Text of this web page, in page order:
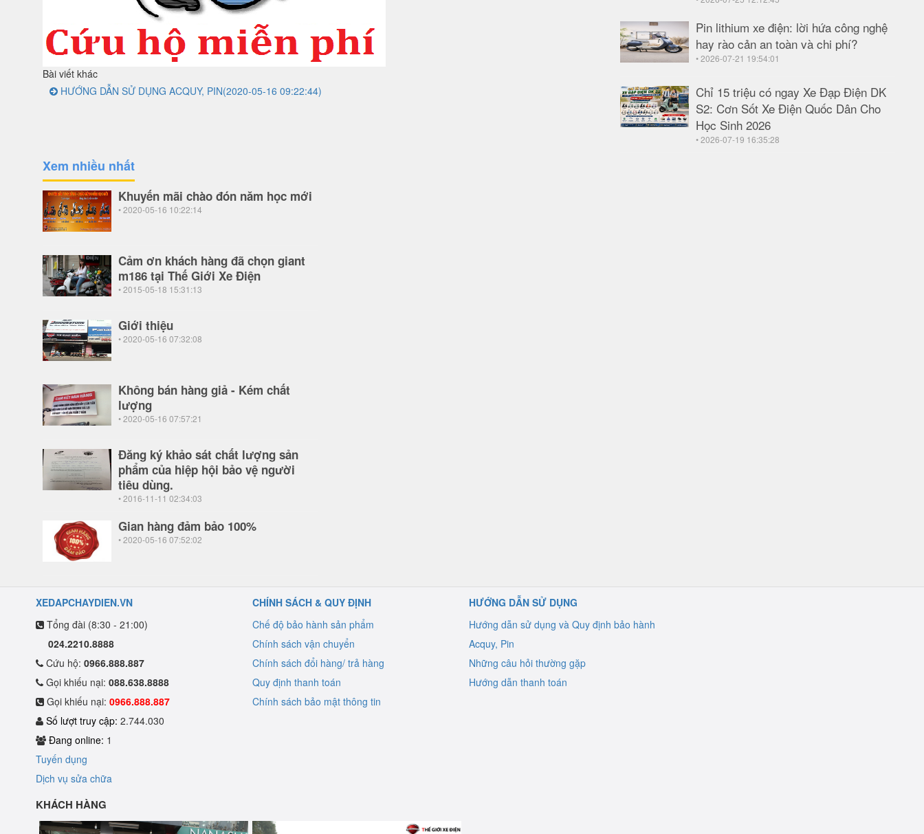
Bài viết khác
HƯỚNG DẪN SỬ DỤNG ACQUY, PIN(2020-05-16 09:22:44)
Pin lithium xe điện: lời hứa công nghệ
hay rào cản an toàn và chi phí?
• 2026-07-21 19:54:01
Chỉ 15 triệu có ngay Xe Đạp Điện DK
S2: Cơn Sốt Xe Điện Quốc Dân Cho
Học Sinh 2026
• 2026-07-19 16:35:28
Xem nhiều nhất
Khuyến mãi chào đón năm học mới
• 2020-05-16 10:22:14
Cảm ơn khách hàng đã chọn giant
m186 tại Thế Giới Xe Điện
• 2015-05-18 15:31:13
Giới thiệu
• 2020-05-16 07:32:08
Không bán hàng giả - Kém chất
lượng
• 2020-05-16 07:57:21
Đăng ký khảo sát chất lượng sản
phẩm của hiệp hội bảo vệ người
tiêu dùng.
• 2016-11-11 02:34:03
Gian hàng đảm bảo 100%
• 2020-05-16 07:52:02
XEDAPCHAYDIEN.VN
Tổng đài (8:30 - 21:00)
024.2210.8888
Cứu hộ: 0966.888.887
Gọi khiếu nại: 088.638.8888
Gọi khiếu nại: 0966.888.887
Số lượt truy cập: 2.744.030
Đang online: 1
Tuyến dụng
Dịch vụ sửa chữa
CHÍNH SÁCH & QUY ĐỊNH
Chế độ bảo hành sản phẩm
Chính sách vận chuyển
Chính sách đổi hàng/ trả hàng
Quy định thanh toán
Chính sách bảo mật thông tin
HƯỚNG DẪN SỬ DỤNG
Hướng dẫn sử dụng và Quy định bảo hành
Acquy, Pin
Những câu hỏi thường gặp
Hướng dẫn thanh toán
KHÁCH HÀNG